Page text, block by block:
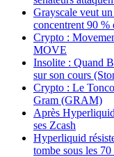
Grayscale veut
concentrent 90 %
Crypto :
MOVE
Insolite : Quand
sur son cours
Crypto : Le
Gram (GRAM)
Après
ses Zcash
Hyperliquid
tombe sous les 70